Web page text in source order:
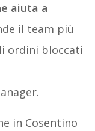
aiuta a
il team più
ordini bloccati
in Cosentino